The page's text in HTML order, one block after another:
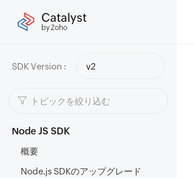
Catalyst
by Zoho
SDK Version : v2
Node JS SDK
概要
Node.js SDKのアップグレード